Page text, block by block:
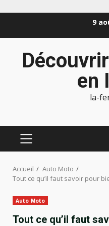
9
en
la-
MENU
Accueil
Auto Moto
Tout ce qu’il faut savoir pour
Auto Moto
Tout ce qu’il faut